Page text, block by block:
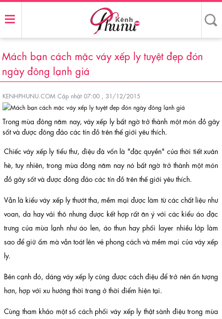
Mách bạn cách mặc váy xếp ly tuyệt đẹp đón
ngày đông lạnh giá
KENHPHUNU.COM Cập nhật 07:00 , 31/12/2015
Trong mùa đông năm nay, váy xếp ly bất ngờ trở thành một món đồ gây
sốt và được đông đảo các tín đồ trên thế giới yêu thích.
Chiếc váy xếp ly tiểu thư, điệu đà vốn là "đặc quyền" của thời tiết xuân
hè, tuy nhiên, trong mùa đông năm nay nó bất ngờ trở thành một món
đồ gây sốt và được đông đảo các tín đồ trên thế giới yêu thích.
Vẫn là kiểu váy xếp ly thướt tha, mềm mại được làm từ các chất liệu như
voan, da hay vải thô nhưng được kết hợp rất ăn ý với các kiểu áo đặc
trưng của mùa lạnh như áo len, áo thun hay phối layer nhiều lớp làm
sao để giữ ấm mà vẫn toát lên vẻ phong cách và mềm mại của váy xếp
ly.
Bên cạnh đó, dáng váy xếp ly cũng được cách điệu để trở nên ấn tượng
hơn, hợp với xu hướng thời trang ở thời điểm hiện tại.
Cùng tham khảo một số cách phối váy xếp ly thật sành điệu trong mùa